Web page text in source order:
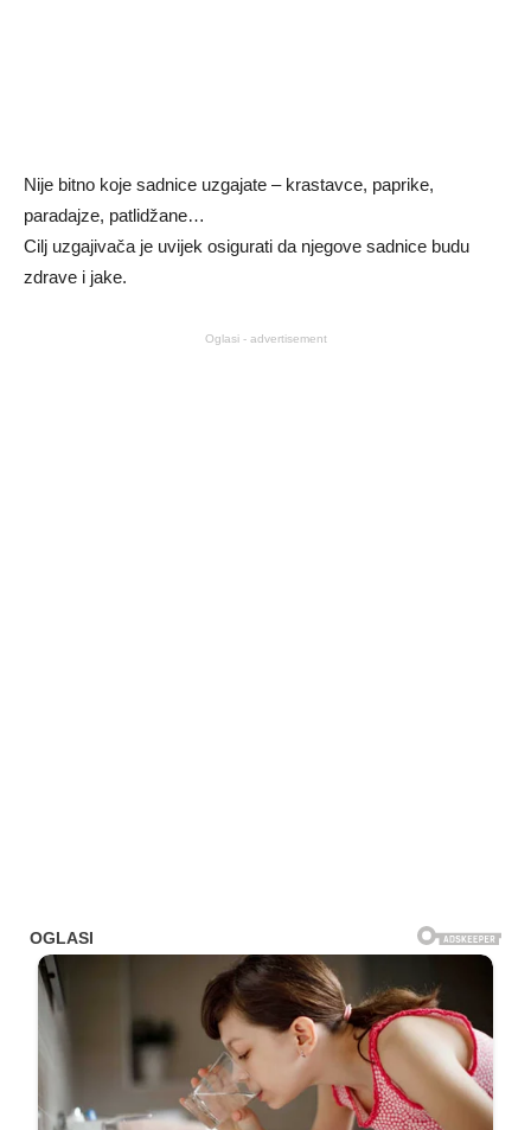
Nije bitno koje sadnice uzgajate – krastavce, paprike,
paradajze, patlidžane…
Cilj uzgajivača je uvijek osigurati da njegove sadnice budu
zdrave i jake.
Oglasi - advertisement